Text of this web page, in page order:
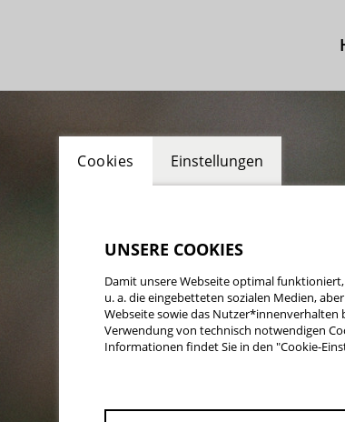
Cookies Einstellungen
UNSERE COOKIES
Damit unsere Webseite optimal
u. a. die eingebetteten sozialen Medien,
Webseite sowie das Nutzer*innenverhalten
Verwendung von technisch notwendigen
Informationen findet Sie in den "Cookie-